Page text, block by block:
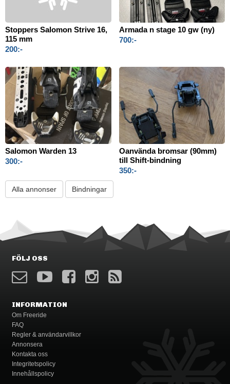
Stoppers Salomon Strive 16,
115 mm
200:-
Armada n stage 10 gw (ny)
700:-
Salomon Warden 13
300:-
Oanvända bromsar (90mm)
till Shift-bindning
350:-
Alla annonser Bindningar
FÖLJ OSS
INFORMATION
Om Freeride
FAQ
Regler & användarvillkor
Annonsera
Kontakta oss
Integritetspolicy
Innehållspolicy